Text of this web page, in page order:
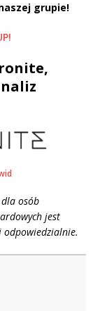
grupie!
osób
jest
odpowiedzialnie.